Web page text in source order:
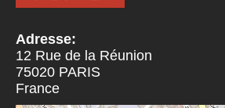
Adresse:
12 Rue de la Réunion
75020 PARIS
France